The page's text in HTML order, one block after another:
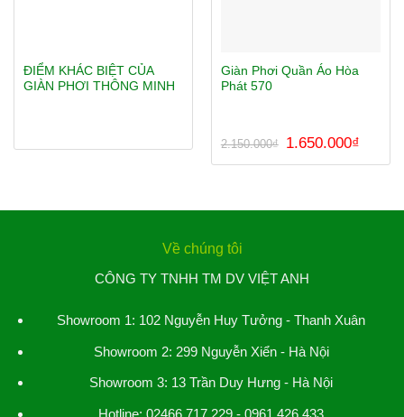
ĐIỂM KHÁC BIỆT CỦA
GIÀN PHƠI THÔNG MINH
hạng4.755
Giàn Phơi Quần Áo Hòa
Phát 570
Được xếp
5 sao
2.150.000₫
Giá
gốc
là:
1.650.000₫Giá
tại
Về chúng tôi
CÔNG TY TNHH TM DV VIỆT ANH
Showroom 1: 102 Nguyễn Huy Tưởng - Thanh Xuân
Showroom 2: 299 Nguyễn Xiển - Hà Nội
Showroom 3: 13 Trần Duy Hưng - Hà Nội
Hotline: 02466 717 229 - 0961 426 433